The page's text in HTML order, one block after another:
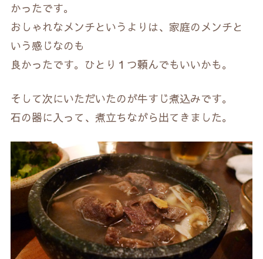
かったです。
おしゃれなメンチというよりは、家庭のメンチと
いう感じなのも
良かったです。ひとり１つ頼んでもいいかも。
そして次にいただいたのが牛すじ煮込みです。
石の器に入って、煮立ちながら出てきました。